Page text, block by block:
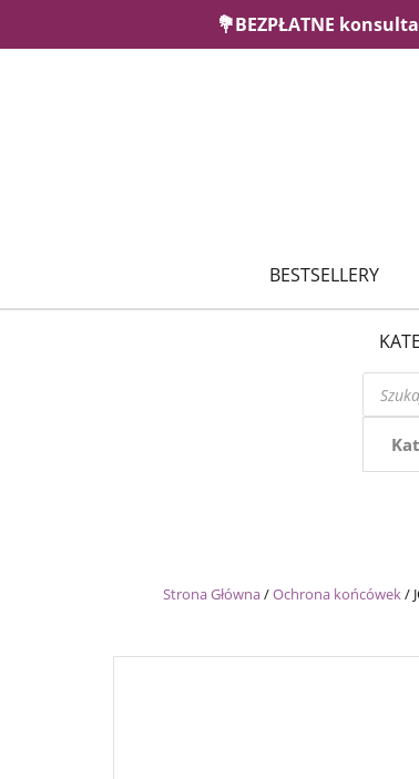
💐BEZPŁATNE
BESTSELLERY
Strona Główna/Ochrona końcówek/